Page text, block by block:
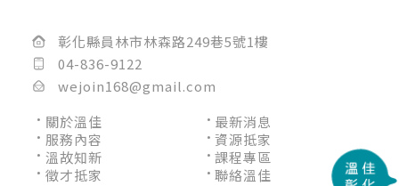
04-836-9122
wejoin168@gmail.com
彰化縣員林市林森路249巷5號1樓
關於溫佳
最新消息
服務內容
資源抵家
溫故知新
課程專區
徵才抵家
聯絡溫佳